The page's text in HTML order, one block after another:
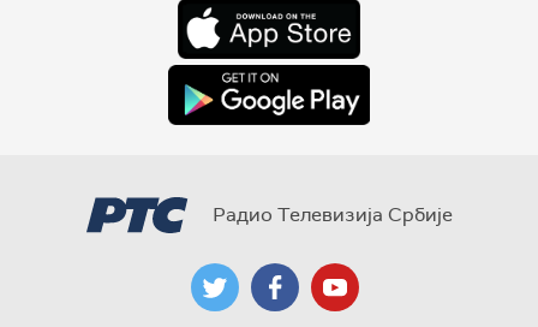
Радио Телевизија Србије